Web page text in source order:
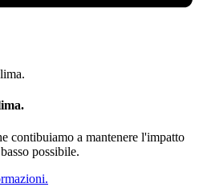
contibuiamo a mantenere l'impatto
possibile.